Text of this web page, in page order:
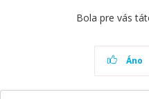
Bola pre vás
Áno